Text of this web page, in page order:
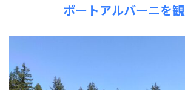
ポートアルバーニを観